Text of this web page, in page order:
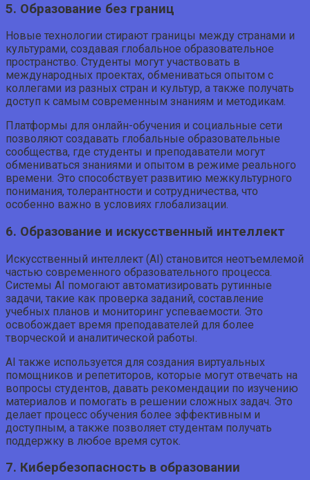
5. Образование без границ
Новые технологии стирают границы между странами и
культурами, создавая глобальное образовательное
пространство. Студенты могут участвовать в
международных проектах, обмениваться опытом с
коллегами из разных стран и культур, а также получать
доступ к самым современным знаниям и методикам.
Платформы для онлайн-обучения и социальные сети
позволяют создавать глобальные образовательные
сообщества, где студенты и преподаватели могут
обмениваться знаниями и опытом в режиме реального
времени. Это способствует развитию межкультурного
понимания, толерантности и сотрудничества, что
особенно важно в условиях глобализации.
6. Образование и искусственный интеллект
Искусственный интеллект (AI) становится неотъемлемой
частью современного образовательного процесса.
Системы AI помогают автоматизировать рутинные
задачи, такие как проверка заданий, составление
учебных планов и мониторинг успеваемости. Это
освобождает время преподавателей для более
творческой и аналитической работы.
AI также используется для создания виртуальных
помощников и репетиторов, которые могут отвечать на
вопросы студентов, давать рекомендации по изучению
материалов и помогать в решении сложных задач. Это
делает процесс обучения более эффективным и
доступным, а также позволяет студентам получать
поддержку в любое время суток.
7. Кибербезопасность в образовании